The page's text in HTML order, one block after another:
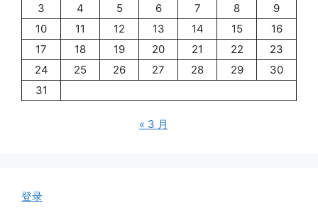
3
4 5 6 7 8
9
10
11 12 13 14 15
16
17
18 19 20 21 22
23
24
25 26 27 28 29
30
31
« 3 月
登录